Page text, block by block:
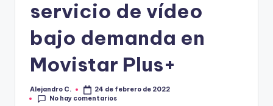
U
A
servicio de vídeo
bajo demanda en
Movistar Plus+
Publicado
por
Alejandro C.
24 de febrero de 2022
No hay comentarios